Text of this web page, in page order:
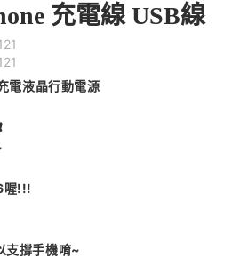
充電線 USB線
電液晶行動電源
喔!!!
支撐手機唷~